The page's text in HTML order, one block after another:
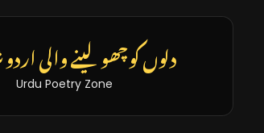
تازہ خبریں اور بلاگز
Latest News & Blogs